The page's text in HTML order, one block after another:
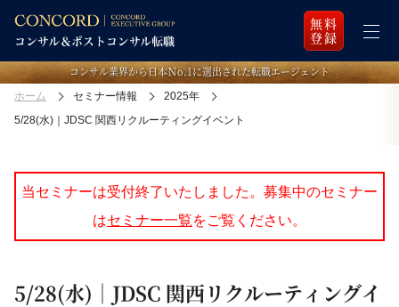
無料
登録
コンサル業界から日本Ｎo.1に選出された転職エージェント
ホーム セミナー情報
2025年
5/28(水)｜JDSC 関西リクルーティングイベント
当セミナーは受付終了いたしました。募集中のセミナー
はセミナー一覧をご覧ください。
5/28(水)｜JDSC 関西リクルーティングイ